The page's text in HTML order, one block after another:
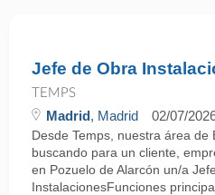
Jefe de Obra
TEMPS
Madrid, Madrid 02/07/
Desde Temps, nuestra área de
buscando para un cliente,
en Pozuelo de Alarcón un/a
InstalacionesFunciones